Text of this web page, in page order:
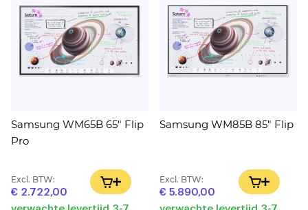
Samsung WM65B 65" Flip
Pro
Excl. BTW:
€ 2.722,00
IN WINKELWAGEN
Samsung WM85B 85" Flip
Excl. BTW:
€ 5.890,00
IN